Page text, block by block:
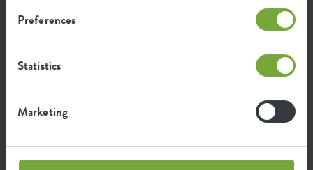
Preferences
Statistics
Marketing
La emisión por producto se basa en la emisión total de
CO2 del grupo elho. Para calcular la huella por
de cada producto.